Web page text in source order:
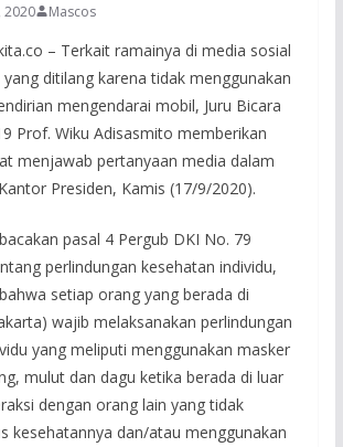
2020 Mascos
– Terkait ramainya di media sosial
ditilang karena tidak menggunakan
mengendarai mobil, Juru Bicara
Prof. Wiku Adisasmito memberikan
menjawab pertanyaan media dalam
Presiden, Kamis (17/9/2020).
pasal 4 Pergub DKI No. 79
perlindungan kesehatan individu,
setiap orang yang berada di
wajib melaksanakan perlindungan
yang meliputi menggunakan masker
mulut dan dagu ketika berada di luar
dengan orang lain yang tidak
kesehatannya dan/atau menggunakan